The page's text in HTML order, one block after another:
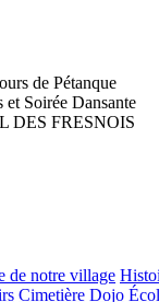
de Pétanque
et Soirée Dansante
DES FRESNOIS
de notre village
Cimetière Dojo